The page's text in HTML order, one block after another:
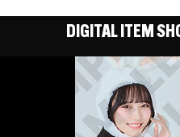
DIGITAL ITEM